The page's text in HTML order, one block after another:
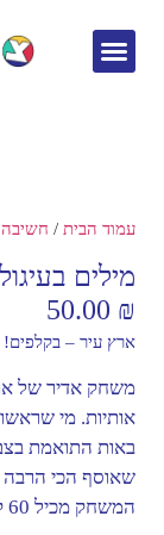
עמוד הבית / חשיבה
מילים
50.00 ₪
ארץ עיר – בקלפים!
אותיות. מי
באות התואמת
שאוסף הכי
המשחק מכיל 60 קלפים, ומפתח מיומנויות שפה וידע כללי.